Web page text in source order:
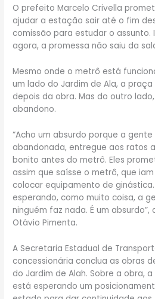
O prefeito Marcelo Crivella
ajudar a estação sair até o fim
comissão para estudar o assunto.
agora, a promessa não saiu da
Mesmo onde o metrô está
um lado do Jardim de Ala, a
depois da obra. Mas do outro
abandono.
“Acho um absurdo porque a
abandonada, entregue aos ratos
bonito antes do metrô. Eles
assim que saísse o metrô, que
colocar equipamento de
esperando, como muito coisa, a
ninguém faz nada. É um absurdo”,
Otávio Pimenta.
A Secretaria Estadual de
concessionária conclua as obras
do Jardim de Alah. Sobre a obra,
está esperando um